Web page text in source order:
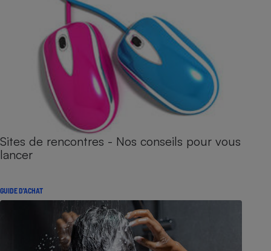
Sites de rencontres - Nos conseils pour vous
lancer
GUIDE D'ACHAT